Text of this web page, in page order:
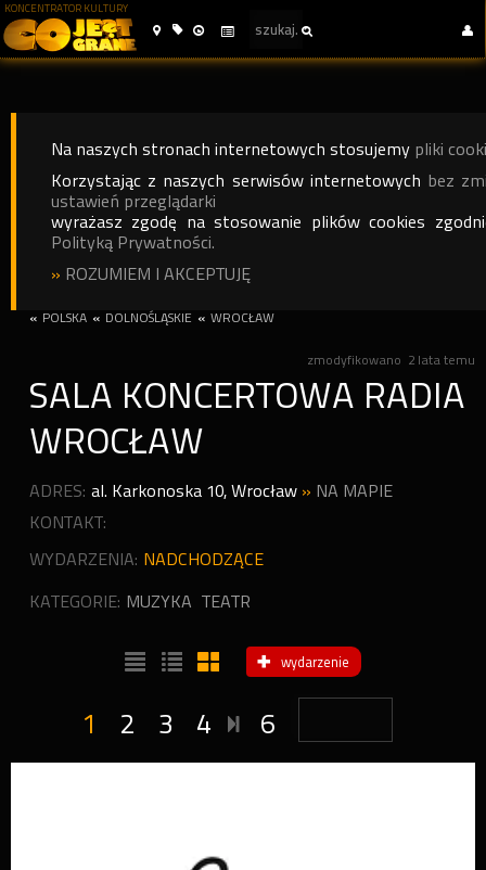
KONCENTRATOR KULTURY
Na naszych stronach internetowych stosujemy pliki
Korzystając z naszych serwisów internetowych bez
ustawień przeglądarki
wyrażasz zgodę na stosowanie plików cookies
Polityką Prywatności.
» ROZUMIEM I AKCEPTUJĘ
« POLSKA « DOLNOŚLĄSKIE « WROCŁAW
zmodyfikowano 2 lata temu
SALA KONCERTOWA RADIA
WROCŁAW
ADRES: al. Karkonoska 10,Wrocław » NA MAPIE
KONTAKT:
WYDARZENIA: NADCHODZĄCE
KATEGORIE: MUZYKA TEATR
wydarzenie
1 2 3 4 6